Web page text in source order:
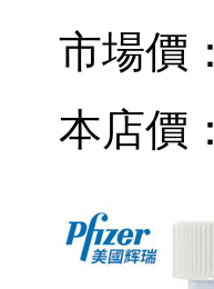
市場價：
本店價：